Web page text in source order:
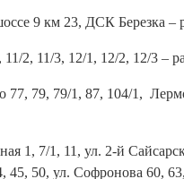
9 км 23, ДСК Березка
2, 11/3, 12/1, 12/2, 12/3 –
77, 79, 79/1, 87, 104/1,
1, 7/1, 11, ул. 2-й
45, 50, ул. Софронова 60,